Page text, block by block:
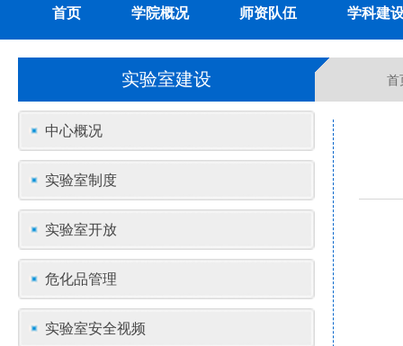
首页 学院概况 师资队伍 学科建
实验室建设 首
中心概况
实验室制度
实验室开放
危化品管理
实验室安全视频